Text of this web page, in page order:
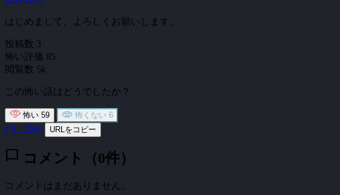
はじめまして、よろしくお願いします。
投稿数 3
怖い評価 85
閲覧数 5k
この怖い話はどうでしたか？
怖い 59 怖くない 6
f X LINE URLをコピー
chat_bubble コメント（0件）
コメントはまだありません。